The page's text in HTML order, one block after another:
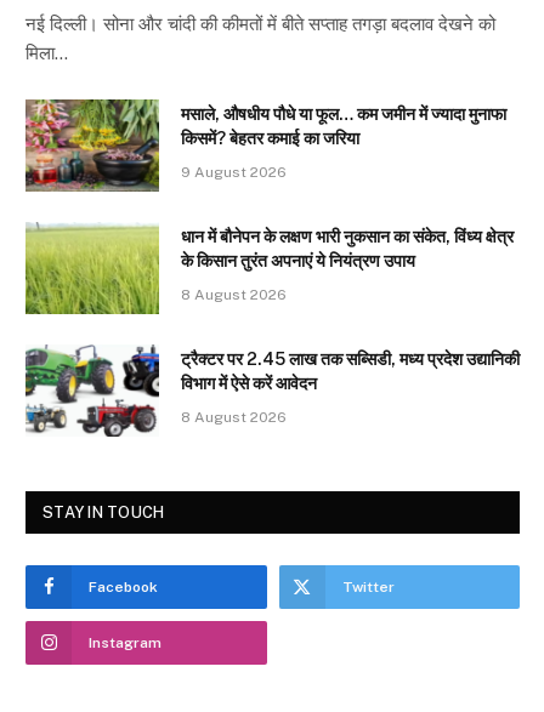
नई दिल्ली। सोना और चांदी की कीमतों में बीते सप्ताह तगड़ा बदलाव देखने को
मिला…
मसाले, औषधीय पौधे या फूल… कम जमीन में ज्यादा मुनाफा
किसमें? बेहतर कमाई का जरिया
9 August 2026
धान में बौनेपन के लक्षण भारी नुकसान का संकेत, विंध्य क्षेत्र
के किसान तुरंत अपनाएं ये नियंत्रण उपाय
8 August 2026
ट्रैक्टर पर 2.45 लाख तक सब्सिडी, मध्य प्रदेश उद्यानिकी
विभाग में ऐसे करें आवेदन
8 August 2026
STAY IN TOUCH
Facebook Twitter
Instagram